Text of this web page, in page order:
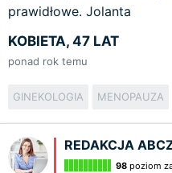
prawidłowe. Jolanta
KOBIETA, 47 LAT
ponad rok temu
GINEKOLOGIA MENOPAUZA
REDAKCJA
98 poziom